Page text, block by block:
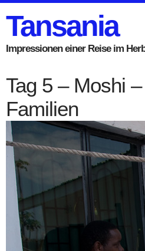
Tansania
Impressionen einer Reise im
Tag 5 – Moshi
Familien